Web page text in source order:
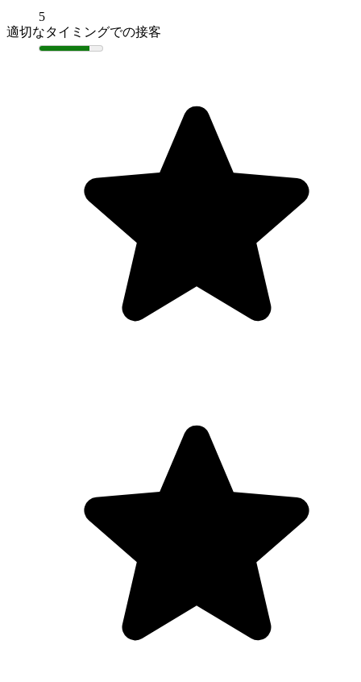
5
適切なタイミングでの接客